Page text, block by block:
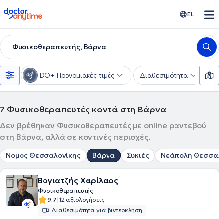
doctoranytime EL
Φυσικοθεραπευτής, Βάρνα
DO+ Προνομιακές τιμές Διαθεσιμότητα
7 Φυσικοθεραπευτές κοντά στη Βάρνα
Δεν βρέθηκαν Φυσικοθεραπευτές με online ραντεβού
στη Βάρνα, αλλά σε κοντινές περιοχές.
Νομός Θεσσαλονίκης Βάρνα Συκιές Νεάπολη
Βογιατζής Χαρίλαος
Φυσικοθεραπευτής
9.7|12 αξιολογήσεις
Διαθεσιμότητα για βιντεοκλήση